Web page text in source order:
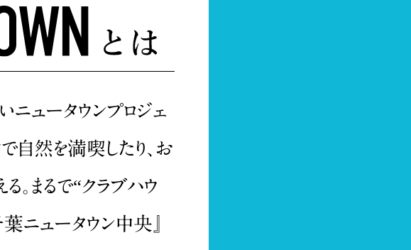
ニュータウンプロジェ
で自然を満喫したり、お
。まるで“クラブハウ
ニュータウン中央』